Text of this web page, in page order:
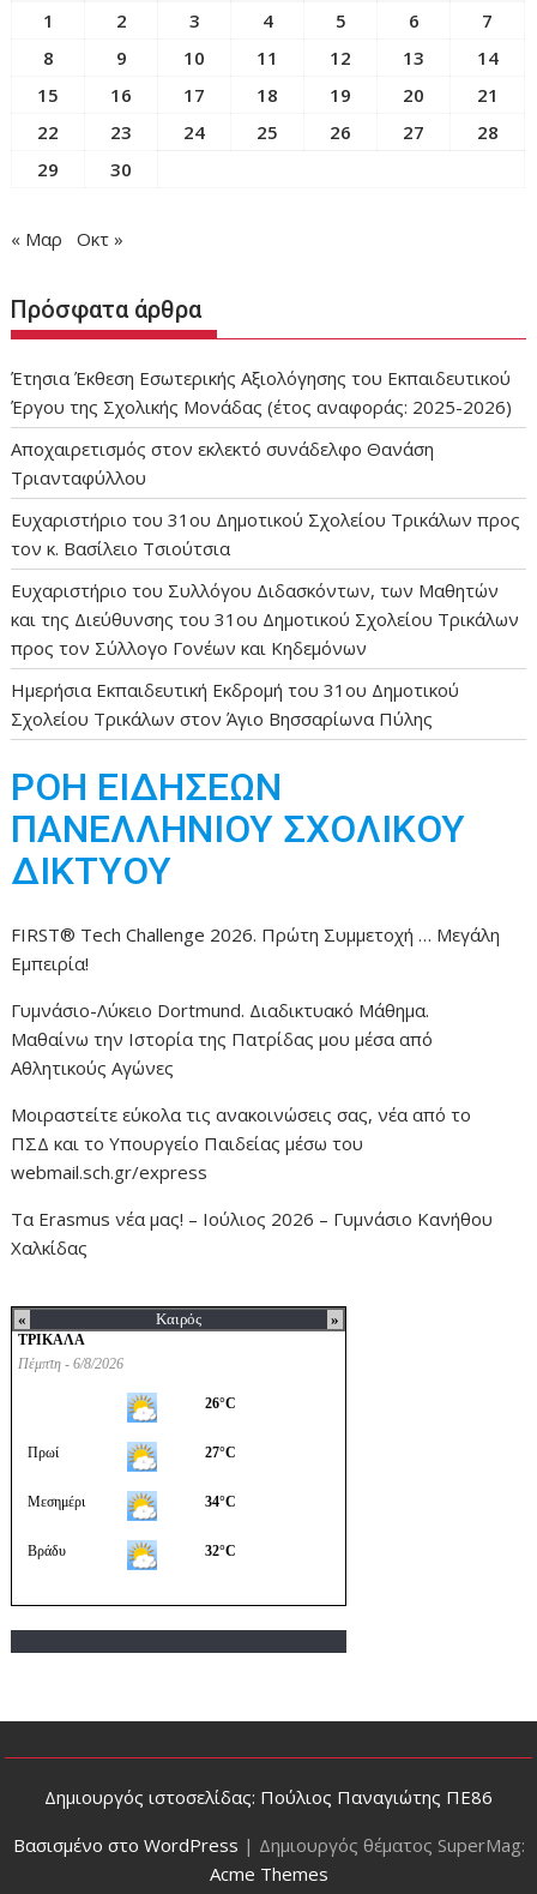
1
2 3 4 5 6
7
8
9 10 11 12 13
14
15
16 17 18 19 20
21
22
23 24 25 26 27
28
29
30
« Μαρ Οκτ »
Πρόσφατα άρθρα
Έτησια Έκθεση Εσωτερικής Αξιολόγησης του Εκπαιδευτικού
Έργου της Σχολικής Μονάδας (έτος αναφοράς: 2025-2026)
Αποχαιρετισμός στον εκλεκτό συνάδελφο Θανάση
Τριανταφύλλου
Ευχαριστήριο του 31ου Δημοτικού Σχολείου Τρικάλων προς
τον κ. Βασίλειο Τσιούτσια
Ευχαριστήριο του Συλλόγου Διδασκόντων, των Μαθητών
και της Διεύθυνσης του 31ου Δημοτικού Σχολείου Τρικάλων
προς τον Σύλλογο Γονέων και Κηδεμόνων
Ημερήσια Εκπαιδευτική Εκδρομή του 31ου Δημοτικού
Σχολείου Τρικάλων στον Άγιο Βησσαρίωνα Πύλης
ΡΟΗ ΕΙΔΗΣΕΩΝ
ΠΑΝΕΛΛΗΝΙΟΥ ΣΧΟΛΙΚΟΥ
ΔΙΚΤΥΟΥ
FIRST® Tech Challenge 2026. Πρώτη Συμμετοχή … Μεγάλη
Εμπειρία!
Γυμνάσιο-Λύκειο Dortmund. Διαδικτυακό Μάθημα.
Μαθαίνω την Ιστορία της Πατρίδας μου μέσα από
Αθλητικούς Αγώνες
Μοιραστείτε εύκολα τις ανακοινώσεις σας, νέα από το
ΠΣΔ και το Υπουργείο Παιδείας μέσω του
webmail.sch.gr/express
Τα Erasmus νέα μας! – Ιούλιος 2026 – Γυμνάσιο Κανήθου
Χαλκίδας
Δημιουργός ιστοσελίδας: Πούλιος Παναγιώτης ΠΕ86
Βασισμένο στο WordPress | Δημιουργός θέματος SuperMag:
Acme Themes